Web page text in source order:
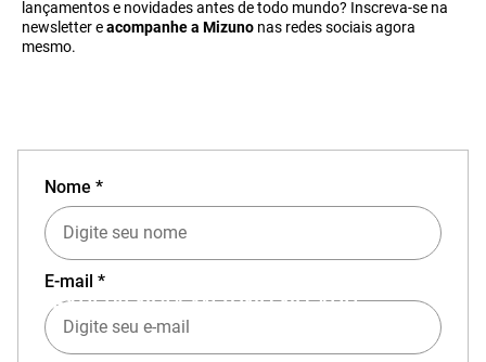
lançamentos e novidades antes de todo mundo? Inscreva-se na
newsletter eacompanhe a Mizuno nas redes sociais agora
mesmo.
EXPERIÊNCIA MIZUNO NO APP
Nome *
E-mail *